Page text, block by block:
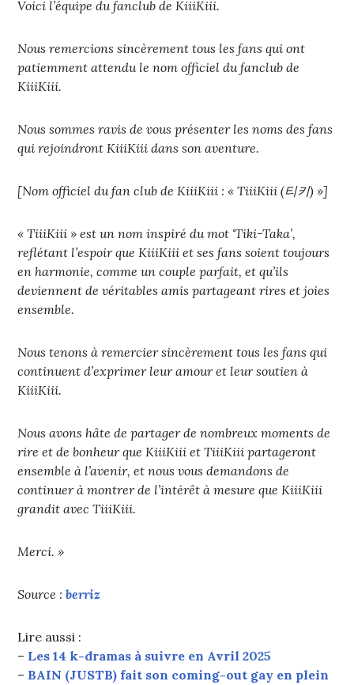
Voici l’équipe du fanclub de KiiiKiii.
Nous remercions sincèrement tous les fans qui ont
patiemment attendu le nom officiel du fanclub de
KiiiKiii.
Nous sommes ravis de vous présenter les noms des fans
qui rejoindront KiiiKiii dans son aventure.
[Nom officiel du fan club de KiiiKiii : « TiiiKiii (티키) »]
« TiiiKiii » est un nom inspiré du mot ‘Tiki-Taka’,
reflétant l’espoir que KiiiKiii et ses fans soient toujours
en harmonie, comme un couple parfait, et qu’ils
deviennent de véritables amis partageant rires et joies
ensemble.
Nous tenons à remercier sincèrement tous les fans qui
continuent d’exprimer leur amour et leur soutien à
KiiiKiii.
Nous avons hâte de partager de nombreux moments de
rire et de bonheur que KiiiKiii et TiiiKiii partageront
ensemble à l’avenir, et nous vous demandons de
continuer à montrer de l’intérêt à mesure que KiiiKiii
grandit avec TiiiKiii.
Merci. »
Source :berriz
Lire aussi :
– Les 14 k-dramas à suivre en Avril 2025
– BAIN (JUSTB) fait son coming-out gay en plein